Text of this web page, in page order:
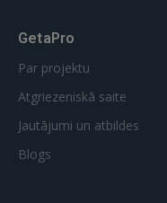
GetaPro
Par projektu
Atgriezeniskā saite
Jautājumi un atbildes
Blogs